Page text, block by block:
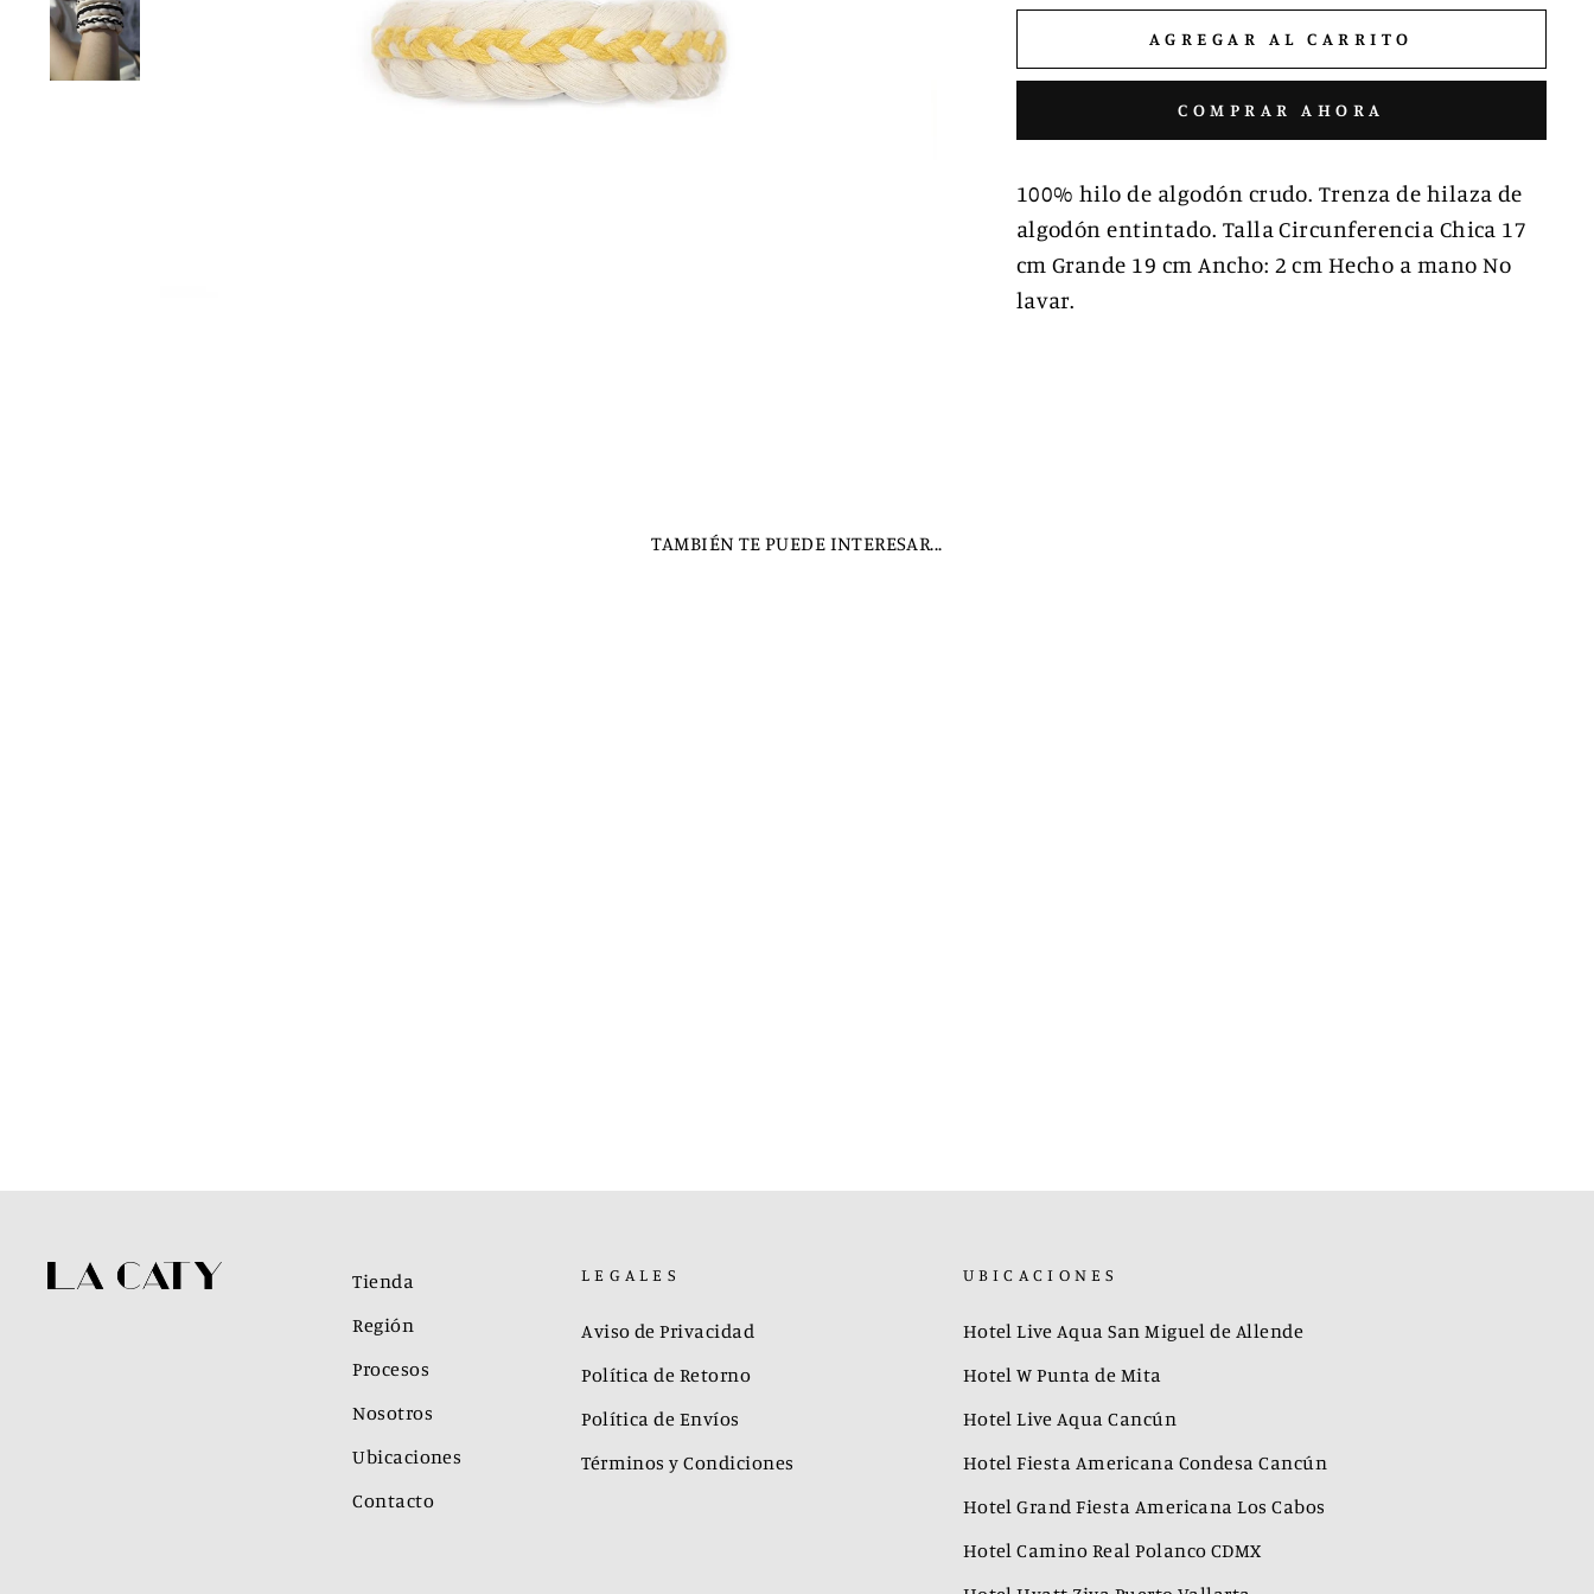
AGREGAR AL CARRITO
COMPRAR AHORA
100% hilo de algodón crudo. Trenza de hilaza de
algodón entintado. Talla Circunferencia Chica 17
cm Grande 19 cm Ancho: 2 cm Hecho a mano No
lavar.
TAMBIÉN TE PUEDE INTERESAR...
Tienda
Región
Procesos
Nosotros
Ubicaciones
Contacto
LEGALES
Aviso de Privacidad
Política de Retorno
Política de Envíos
Términos y Condiciones
UBICACIONES
Hotel Live Aqua San Miguel de Allende
Hotel W Punta de Mita
Hotel Live Aqua Cancún
Hotel Fiesta Americana Condesa Cancún
Hotel Grand Fiesta Americana Los Cabos
Hotel Camino Real Polanco CDMX